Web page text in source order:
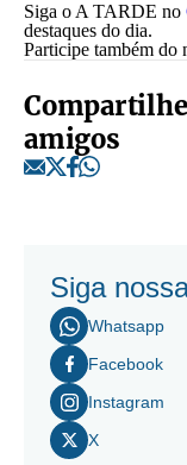
Siga o A TARDE no
destaques do dia.
Participe também do
amigos
Siga
Whatsapp
Facebook
Instagram
X